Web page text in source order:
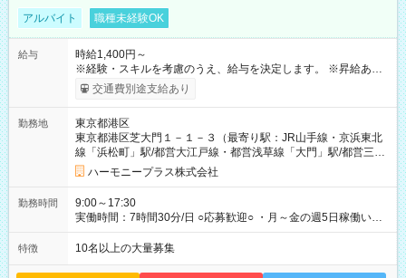
アルバイト 職種未経験OK
給与
時給1,400円～
※経験・スキルを考慮のうえ、給与を決定します。 ※昇給あり
（勤務実績・評価による） ※残業が発生した場合は、時間外手
当を全額支給します。 ※交通費支給（月額上限50,000円／当社
間中も給与・待遇に変更はありません。 【試用期間】試用期間
あり 試用期間の長さ：1ヶ月 雇用形態、給与は本採用時と同じ
です。 試用期間中は、健康保険などの福利厚生の一部が制限さ
れる可能性があります。
交通費別途支給あり
勤務地
東京都港区
東京都港区芝大門１－１－３（最寄り駅：JR山手線・京浜東北
線「浜松町」駅/都営大江戸線・都営浅草線「⼤⾨」駅/都営三田
線「御成⾨」駅）
ハーモニープラス株式会社
勤務時間
9:00～17:30
実働時間：7時間30分/日 ○応募歓迎○ ・月～金の週5日稼働いた
だける方 ・実働時間：7.5時間（休憩1時間）
特徴 10名以上の大量募集